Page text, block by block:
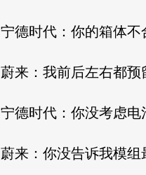
宁德时代：你的箱体不
蔚来：我前后左右都预
宁德时代：你没考虑电
蔚来：你没告诉我模组